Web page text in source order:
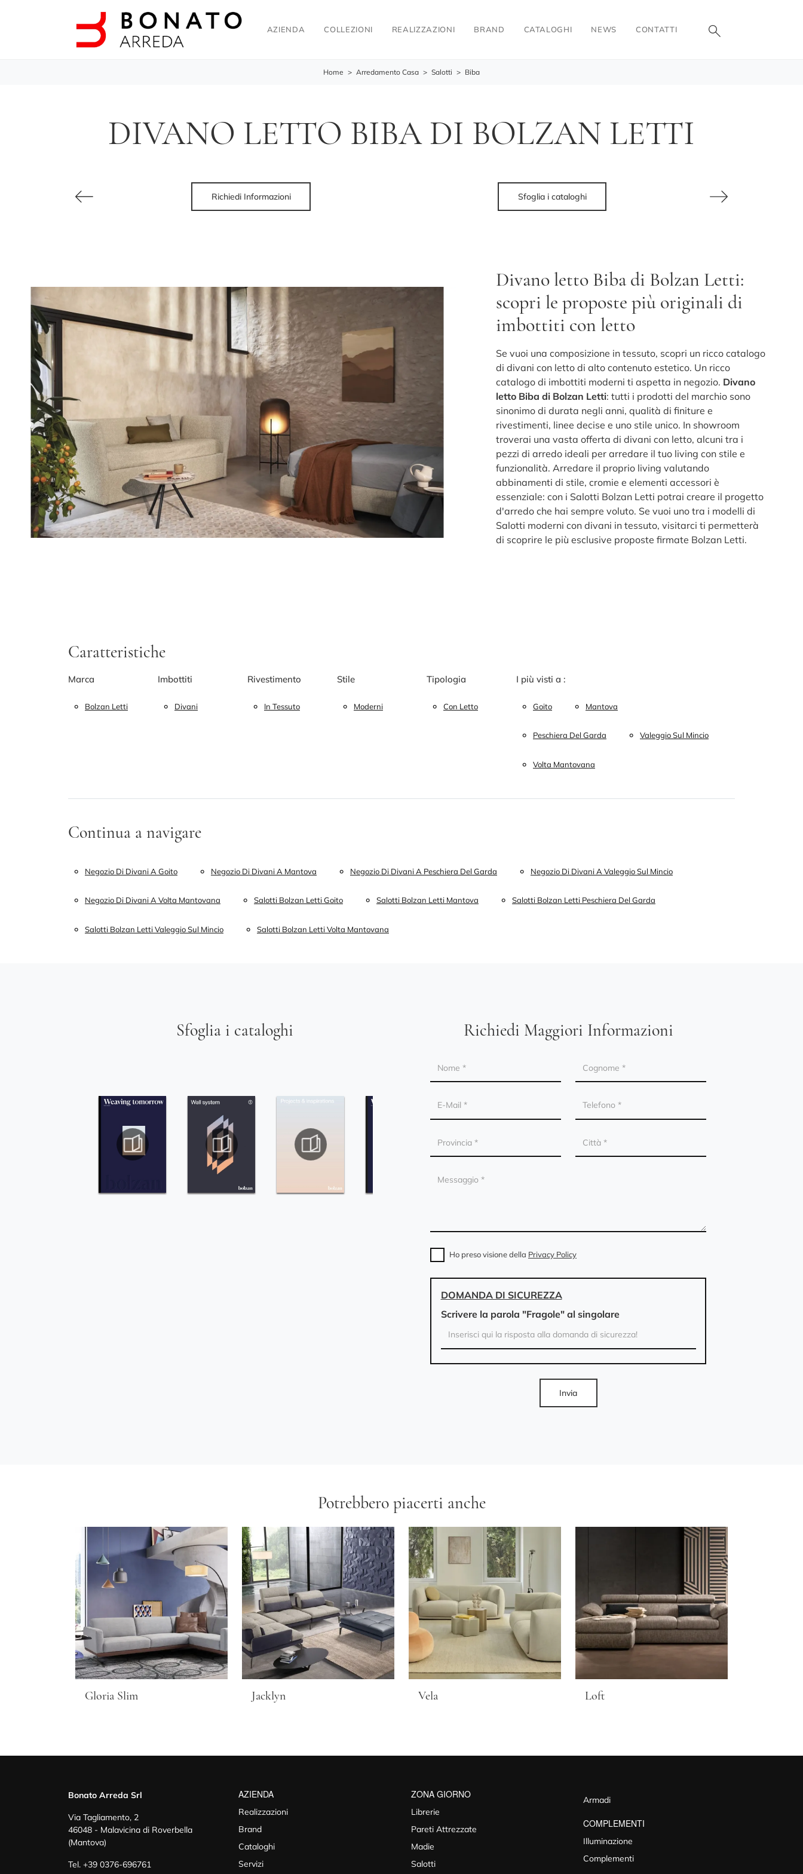
AZIENDA COLLEZIONI REALIZZAZIONI BRAND CATALOGHI NEWS CONTATTI
Home > Arredamento Casa > Salotti > Biba
DIVANO LETTO BIBA DI BOLZAN LETTI
Richiedi Informazioni Sfoglia i cataloghi
Divano letto Biba di Bolzan Letti:
scopri le proposte più originali di
imbottiti con letto
Se vuoi una composizione in tessuto, scopri un ricco catalogo
di divani con letto di alto contenuto estetico. Un ricco
catalogo di imbottiti moderni ti aspetta in negozio. Divano
letto Biba di Bolzan Letti: tutti i prodotti del marchio sono
sinonimo di durata negli anni, qualità di finiture e
rivestimenti, linee decise e uno stile unico. In showroom
troverai una vasta offerta di divani con letto, alcuni tra i
pezzi di arredo ideali per arredare il tuo living con stile e
funzionalità. Arredare il proprio living valutando
abbinamenti di stile, cromie e elementi accessori è
essenziale: con i Salotti Bolzan Letti potrai creare il progetto
d'arredo che hai sempre voluto. Se vuoi uno tra i modelli di
Salotti moderni con divani in tessuto, visitarci ti permetterà
di scoprire le più esclusive proposte firmate Bolzan Letti.
Caratteristiche
Marca
Bolzan Letti
Imbottiti
Divani
Rivestimento
In Tessuto
Stile
Moderni
Tipologia
Con Letto
I più visti a :
Goito Mantova
Peschiera Del Garda Valeggio Sul Mincio
Volta Mantovana
Continua a navigare
Negozio Di Divani A Goito Negozio Di Divani A Mantova Negozio Di Divani A Peschiera Del Garda Negozio Di Divani A Valeggio Sul Mincio
Negozio Di Divani A Volta Mantovana Salotti Bolzan Letti Goito Salotti Bolzan Letti Mantova Salotti Bolzan Letti Peschiera Del Garda
Salotti Bolzan Letti Valeggio Sul Mincio Salotti Bolzan Letti Volta Mantovana
Sfoglia i cataloghi Richiedi Maggiori Informazioni
Ho preso visione della Privacy Policy
DOMANDA DI SICUREZZA
Scrivere la parola "Fragole" al singolare
Invia
Potrebbero piacerti anche
Gloria Slim Jacklyn Vela Loft
Bonato Arreda Srl
Via Tagliamento, 2
46048 - Malavicina di Roverbella
(Mantova)
Tel. +39 0376-696761
AZIENDA
Realizzazioni
Brand
Cataloghi
Servizi
ZONA GIORNO
Librerie
Pareti Attrezzate
Madie
Salotti
Armadi
COMPLEMENTI
Illuminazione
Complementi